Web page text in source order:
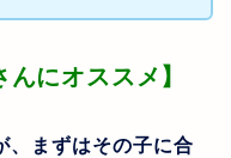
にオススメ】
、まずはその子に合